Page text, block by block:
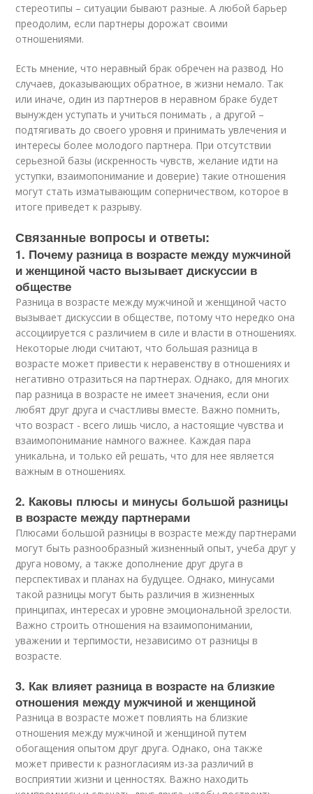
стереотипы – ситуации бывают разные. А любой барьер
преодолим, если партнеры дорожат своими
отношениями.
Есть мнение, что неравный брак обречен на развод. Но
случаев, доказывающих обратное, в жизни немало. Так
или иначе, один из партнеров в неравном браке будет
вынужден уступать и учиться понимать , а другой –
подтягивать до своего уровня и принимать увлечения и
интересы более молодого партнера. При отсутствии
серьезной базы (искренность чувств, желание идти на
уступки, взаимопонимание и доверие) такие отношения
могут стать изматывающим соперничеством, которое в
итоге приведет к разрыву.
Связанные вопросы и ответы:
1. Почему разница в возрасте между мужчиной
и женщиной часто вызывает дискуссии в
обществе
Разница в возрасте между мужчиной и женщиной часто
вызывает дискуссии в обществе, потому что нередко она
ассоциируется с различием в силе и власти в отношениях.
Некоторые люди считают, что большая разница в
возрасте может привести к неравенству в отношениях и
негативно отразиться на партнерах. Однако, для многих
пар разница в возрасте не имеет значения, если они
любят друг друга и счастливы вместе. Важно помнить,
что возраст - всего лишь число, а настоящие чувства и
взаимопонимание намного важнее. Каждая пара
уникальна, и только ей решать, что для нее является
важным в отношениях.
2. Каковы плюсы и минусы большой разницы
в возрасте между партнерами
Плюсами большой разницы в возрасте между партнерами
могут быть разнообразный жизненный опыт, учеба друг у
друга новому, а также дополнение друг друга в
перспективах и планах на будущее. Однако, минусами
такой разницы могут быть различия в жизненных
принципах, интересах и уровне эмоциональной зрелости.
Важно строить отношения на взаимопонимании,
уважении и терпимости, независимо от разницы в
возрасте.
3. Как влияет разница в возрасте на близкие
отношения между мужчиной и женщиной
Разница в возрасте может повлиять на близкие
отношения между мужчиной и женщиной путем
обогащения опытом друг друга. Однако, она также
может привести к разногласиям из-за различий в
восприятии жизни и ценностях. Важно находить